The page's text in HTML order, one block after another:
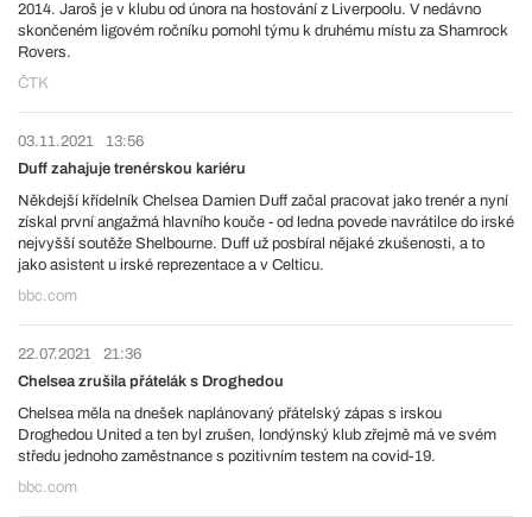
2014. Jaroš je v klubu od února na hostování z Liverpoolu. V nedávno
skončeném ligovém ročníku pomohl týmu k druhému místu za Shamrock
Rovers.
ČTK
03.11.2021
13:56
Duff zahajuje trenérskou kariéru
Někdejší křídelník Chelsea Damien Duff začal pracovat jako trenér a nyní
získal první angažmá hlavního kouče - od ledna povede navrátilce do irské
nejvyšší soutěže Shelbourne. Duff už posbíral nějaké zkušenosti, a to
jako asistent u irské reprezentace a v Celticu.
bbc.com
22.07.2021
21:36
Chelsea zrušila přátelák s Droghedou
Chelsea měla na dnešek naplánovaný přátelský zápas s irskou
Droghedou United a ten byl zrušen, londýnský klub zřejmě má ve svém
středu jednoho zaměstnance s pozitivním testem na covid-19.
bbc.com